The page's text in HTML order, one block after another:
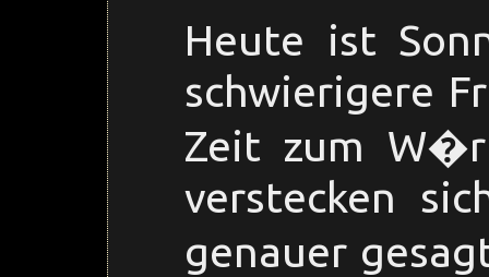
Heute ist
schwierigere
Zeit zum
verstecken
genauer